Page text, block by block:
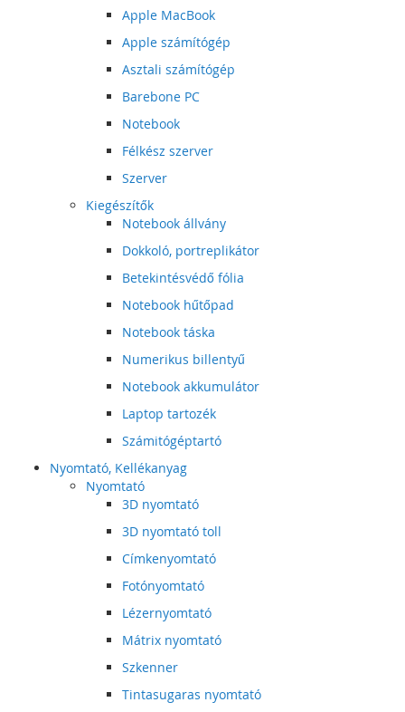
Apple MacBook
Apple számítógép
Asztali számítógép
Barebone PC
Notebook
Félkész szerver
Szerver
Kiegészítők
Notebook állvány
Dokkoló, portreplikátor
Betekintésvédő fólia
Notebook hűtőpad
Notebook táska
Numerikus billentyű
Notebook akkumulátor
Laptop tartozék
Számitógéptartó
Nyomtató, Kellékanyag
Nyomtató
3D nyomtató
3D nyomtató toll
Címkenyomtató
Fotónyomtató
Lézernyomtató
Mátrix nyomtató
Szkenner
Tintasugaras nyomtató